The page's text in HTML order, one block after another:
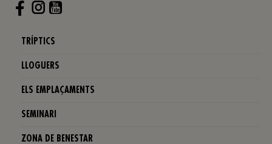
Instagram
TRÍPTICS
LLOGUERS
ELS EMPLAÇAMENTS
SEMINARI
ZONA DE BENESTAR